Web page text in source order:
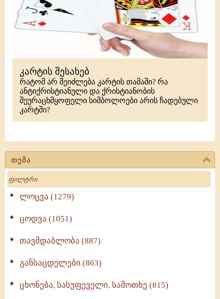
თემა
Search
ლოცვა (1279)
ცოდვა (1051)
თავმდაბლობა (887)
განსაცდელები (863)
ცხონება, სასუფეველი, სამოთხე (815)
კარტის შესახებ
რატომ არ შეიძლება კარტის თამაში? რა
ანტიქრისტიანული და ქრისტიანობის
შეურაცხმყოფელი სიმბოლოები არის ჩადებული
კარტში?